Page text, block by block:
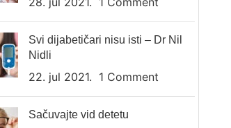
Svi dijabetičari nisu isti – Dr Nil
Nidli
22. jul 2021. 1 Comment
Sačuvajte vid detetu